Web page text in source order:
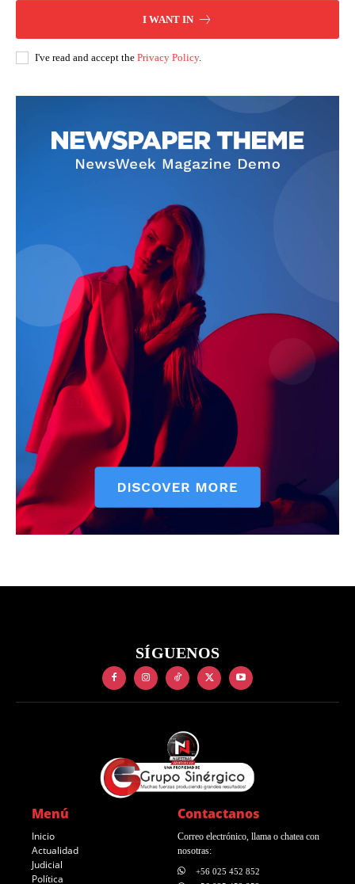
I WANT IN
I've read and accept the Privacy Policy.
SÍGUENOS
Menú
Inicio
Actualidad
Judicial
Política
Contactanos
Correo electrónico, llama o chatea con
nosotras:
+56 025 452 852